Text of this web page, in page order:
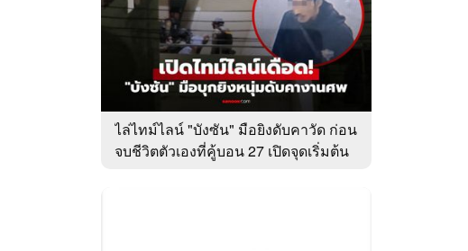
ไล่ไทม์ไลน์ "บังซัน" มือยิงดับคาวัด ก่อน
จบชีวิตตัวเองที่คู้บอน 27 เปิดจุดเริ่มต้น